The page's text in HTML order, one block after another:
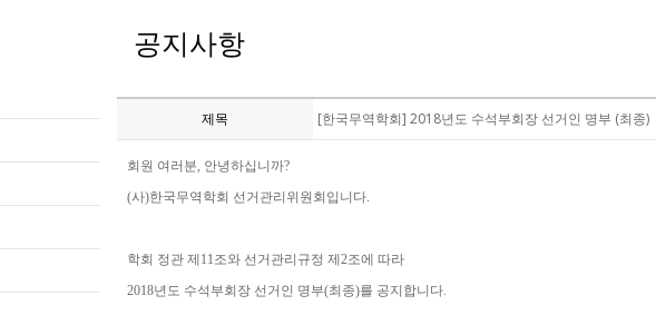
공지사항
제목 [한국무역학회] 2018년도 수석부회장 선거인 명부 (최종)
회원 여러분, 안녕하십니까?
(사)한국무역학회 선거관리위원회입니다.
학회 정관 제11조와 선거관리규정 제2조에 따라
2018년도 수석부회장 선거인 명부(최종)를 공지합니다.